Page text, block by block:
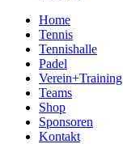
Home
Tennis
Tennishalle
Padel
Verein+Training
Teams
Shop
Sponsoren
Kontakt